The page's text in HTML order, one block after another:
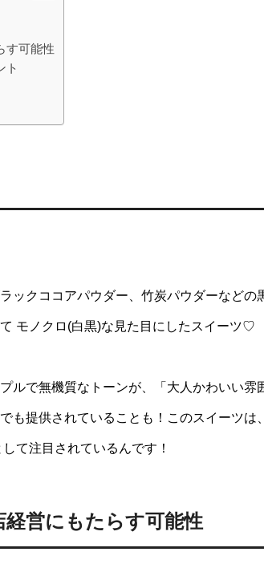
す可能性
ト
ックココアパウダー、竹炭パウダーなどの
モノクロ(白黒)な見た目にしたスイーツ♡
ルで無機質なトーンが、「大人かわいい雰
も提供されていることも！このスイーツは
て注目されているんです！
営にもたらす可能性